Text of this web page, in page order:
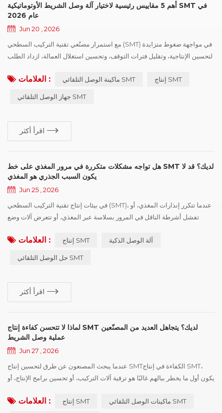
أهم 5 مقاييس رئيسية لاختيار آلة وصل الشريط الأوتوماتيكية SMT في
عام 2026
Jun 20 , 2026
مع استمرار مصنّعي تقنية التركيب السطحي (SMT) في مواجهة ضغوط متزايدة
لتحسين الإنتاجية، وتقليل فترات التوقف، وتحسين استغلال العمالة، ازداد الطلب
مرات لا تُحصى خلال عملية الإنتاج، ويمكن لعمليات الوصل غير الفعّالة أن تؤثر
العلامات : ماكينة الوصل التلقائي SMT إنتاج SMT
جهاز الوصل التلقائي SMT
اقرأ أكثر
هل تواجه مشكلات متكررة في مرور المغذي على خط SMT لديك؟ قد لا
يكون السبب الجذري هو المغذي
Jun 25 , 2026
في بيئات إنتاج تقنية التركيب السطحي (SMT)، عندما تتكرر إنذارات المغذي، أو
تفشل أشرطة الناقل في المرور بسلاسة عبر المغذي، أو تتعرض آلات وضع
المغذي نفسه أو إعدادات الآلة أو حتى معدات وضع المكونات. ومع ذلك، هناك
العلامات : إنتاج SMT آلة الوصل الذكية
حل الوصل التلقائي SMT
اقرأ أكثر
لماذا لا تتحسن كفاءة إنتاج SMT لديك؟ يتجاهل العديد من المصنّعين
عملية وصل الشريط
Jun 27 , 2026
عندما يبحث المصنعون عن طرق لتحسين إنتاج SMTالكفاءة في إنتاج SMT،
يكون أول ما يخطر ببالهم غالبًا هو ترقية آلات التركيب، أو تحسين برامج الإنتاج، أو
تزال العديد من المصانع تجد أن كفاءة الإنتاج أقل من التوقعات، وأن التحسينات
العلامات : إنتاج SMT ماكينات الوصل التلقائي SMT